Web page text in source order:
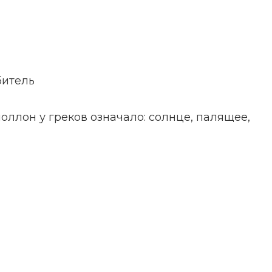
у греков означало: солнце, палящее,